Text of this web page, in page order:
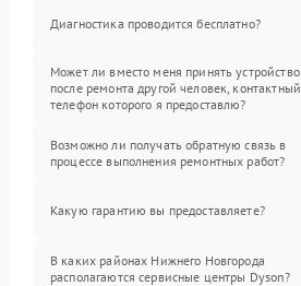
Диагностика проводится бесплатно?
Может ли вместо меня принять устройство
после ремонта другой человек, контактный
телефон которого я предоставлю?
Возможно ли получать обратную связь в
процессе выполнения ремонтных работ?
Какую гарантию вы предоставляете?
В каких районах Нижнего Новгорода
располагаются сервисные центры Dyson?